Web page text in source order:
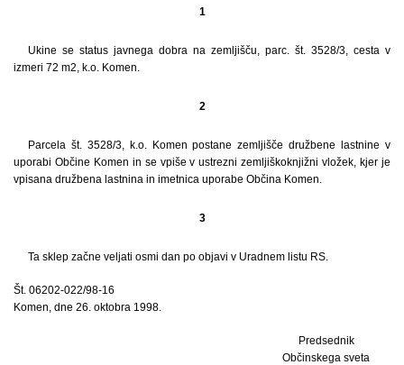
1
Ukine se status javnega dobra na zemljišču, parc. št. 3528/3, cesta v
izmeri 72 m2, k.o. Komen.
2
Parcela št. 3528/3, k.o. Komen postane zemljišče družbene lastnine v
uporabi Občine Komen in se vpiše v ustrezni zemljiškoknjižni vložek, kjer je
vpisana družbena lastnina in imetnica uporabe Občina Komen.
3
Ta sklep začne veljati osmi dan po objavi v Uradnem listu RS.
Št. 06202-022/98-16
Komen, dne 26. oktobra 1998.
Predsednik
Občinskega sveta